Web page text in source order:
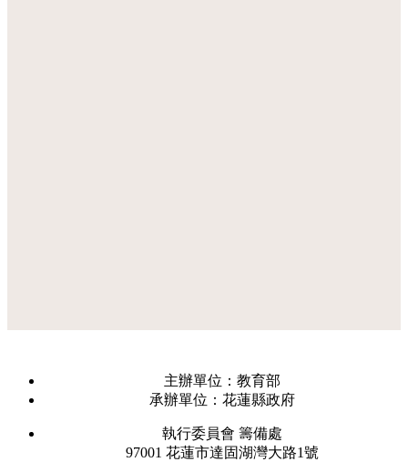
主辦單位：教育部
承辦單位：花蓮縣政府
執行委員會 籌備處
97001 花蓮市達固湖灣大路1號